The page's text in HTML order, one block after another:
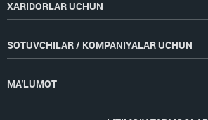
XARIDORLAR UCHUN
SOTUVCHILAR / KOMPANIYALAR UCHUN
MA'LUMOT